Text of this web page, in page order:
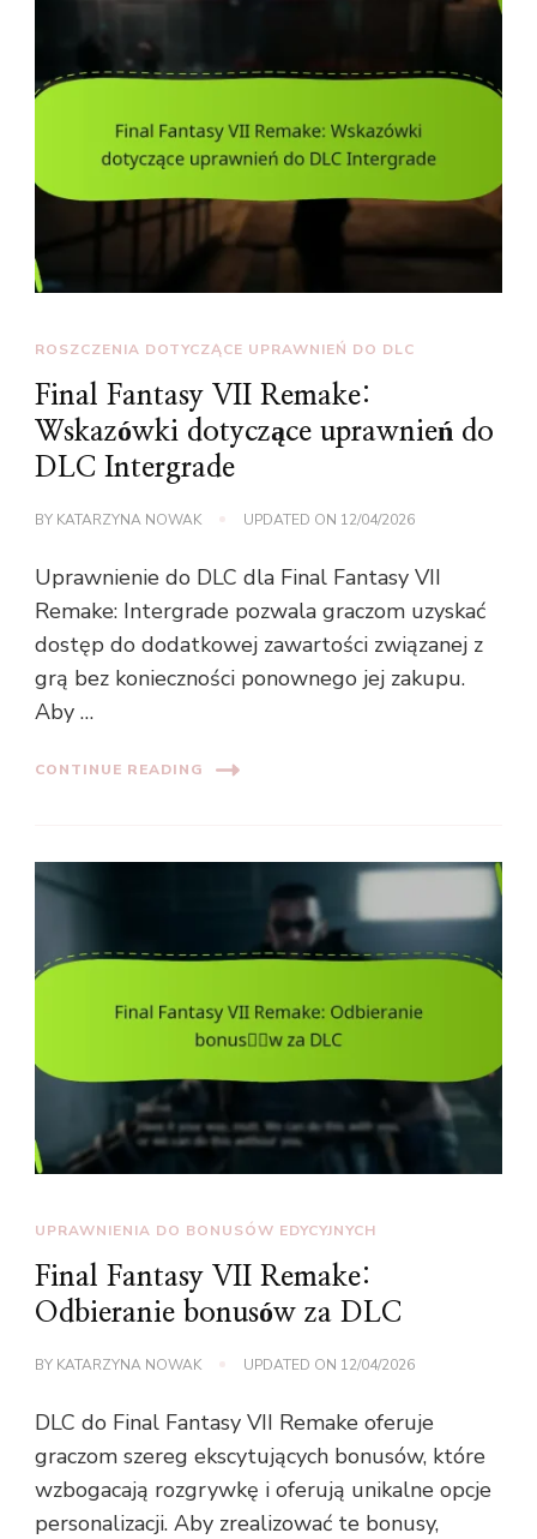
ROSZCZENIA DOTYCZĄCE UPRAWNIEŃ DO DLC
Final Fantasy VII Remake:
Wskazówki dotyczące uprawnień do
DLC Intergrade
BY KATARZYNA NOWAK UPDATED ON 12/04/2026
Uprawnienie do DLC dla Final Fantasy VII
Remake: Intergrade pozwala graczom uzyskać
dostęp do dodatkowej zawartości związanej z
grą bez konieczności ponownego jej zakupu.
Aby …
CONTINUE READING
UPRAWNIENIA DO BONUSÓW EDYCYJNYCH
Final Fantasy VII Remake:
Odbieranie bonusów za DLC
BY KATARZYNA NOWAK UPDATED ON 12/04/2026
DLC do Final Fantasy VII Remake oferuje
graczom szereg ekscytujących bonusów, które
wzbogacają rozgrywkę i oferują unikalne opcje
personalizacji. Aby zrealizować te bonusy,